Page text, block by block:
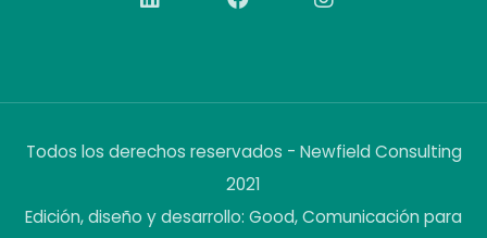
Todos los derechos reservados - Newfield Consulting
2021
Edición, diseño y desarrollo: Good, Comunicación para